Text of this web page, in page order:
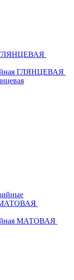
ГЛЯНЦЕВАЯ
ГЛЯНЦЕВАЯ
МАТОВАЯ
МАТОВАЯ